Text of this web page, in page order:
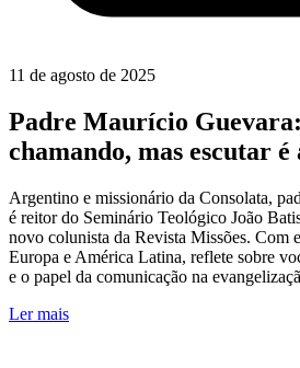
11 de agosto de 2025
Padre Maurício
chamando, mas escutar é
Argentino e missionário da Consolata,
é reitor do Seminário Teológico João
novo colunista da Revista Missões. Com
Europa e América Latina, reflete sobre
e o papel da comunicação na
Ler mais